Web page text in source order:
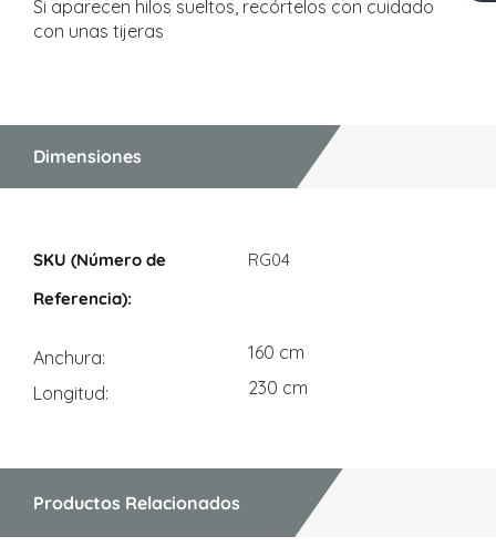
Si aparecen hilos sueltos, recórtelos con cuidado
con unas tijeras
Dimensiones
RG04
Anchura
160 cm
Longitud
230 cm
Productos Relacionados